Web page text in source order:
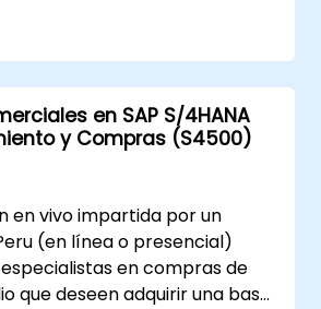
(BOM), centros de
de producción.
planificación de producción, el
de materiales
planificación de capacidad en
incluida la gestión de calidad
del piso de producción.
de producción y generar
la toma de decisiones
en SAP S/4HANA
y Compras (S4500)
en vivo impartida por un
(en línea o presencial)
en compras de
que deseen adquirir una base